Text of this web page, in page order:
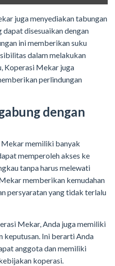
juga menyediakan tabungan
disesuaikan dengan
ini memberikan suku
dalam melakukan
Koperasi Mekar juga
perlindungan
dengan
memiliki banyak
memperoleh akses ke
tanpa harus melewati
memberikan kemudahan
persyaratan yang tidak terlalu
Mekar, Anda juga memiliki
keputusan. Ini berarti Anda
anggota dan memiliki
koperasi.